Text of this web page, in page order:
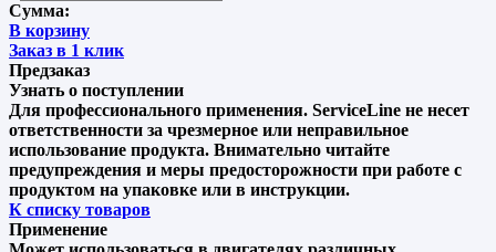
Сумма:
В корзину
Заказ в 1 клик
Предзаказ
Узнать о поступлении
Для профессионального применения. ServiceLine не несет
ответственности за чрезмерное или неправильное
использование продукта. Внимательно читайте
предупреждения и меры предосторожности при работе с
продуктом на упаковке или в инструкции.
К списку товаров
Применение